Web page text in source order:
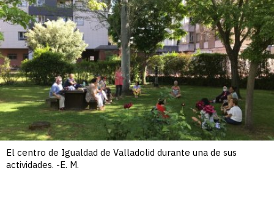
El centro de Igualdad de Valladolid durante una de sus
actividades. -E. M.